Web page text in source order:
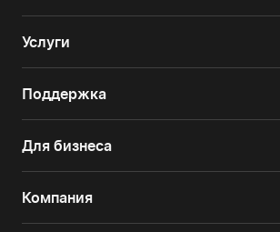
Услуги
Поддержка
Для бизнеса
Компания